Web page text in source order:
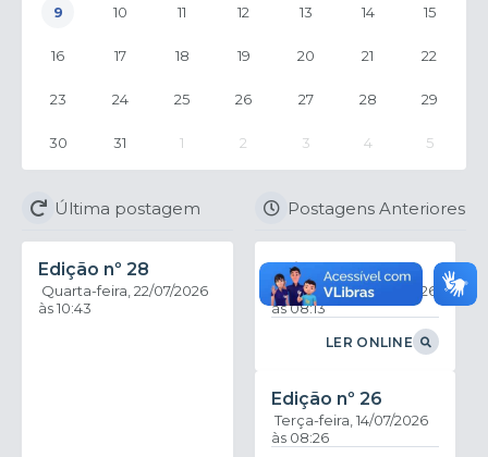
9 10 11 12 13 14 15
16 17 18 19 20 21 22
23 24 25 26 27 28 29
30 31 1 2 3 4 5
Última postagem
Edição nº 28
Quarta-feira 22/07/2026
10:43
Postagens Anteriores
Edição nº 27
Quinta-feira 16/07/2026
08:13
LER ONLINE
Edição nº 26
Terça-feira 14/07/2026
08:26